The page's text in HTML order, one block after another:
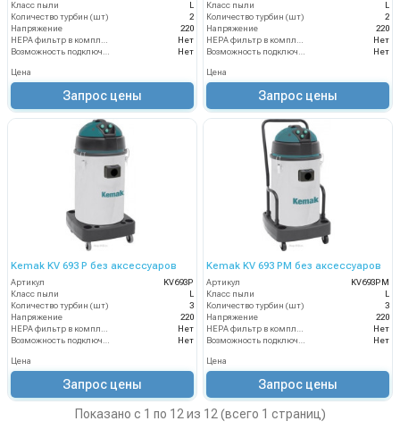
Класс пыли
L
Количество турбин (шт)
2
Напряжение
220
HEPA фильтр в комплекте
Нет
Возможность подключения электрощетки
Нет
Цена
Запрос цены
Класс пыли
L
Количество турбин (шт)
2
Напряжение
220
HEPA фильтр в комплекте
Нет
Возможность подключения электрощетки
Нет
Цена
Запрос цены
Kemak KV 693 P без аксессуаров
Артикул
KV693P
Класс пыли
L
Количество турбин (шт)
3
Напряжение
220
HEPA фильтр в комплекте
Нет
Возможность подключения электрощетки
Нет
Цена
Запрос цены
Kemak KV 693 PM без аксессуаров
Артикул
KV693PM
Класс пыли
L
Количество турбин (шт)
3
Напряжение
220
HEPA фильтр в комплекте
Нет
Возможность подключения электрощетки
Нет
Цена
Запрос цены
Показано с 1 по 12 из 12 (всего 1 страниц)